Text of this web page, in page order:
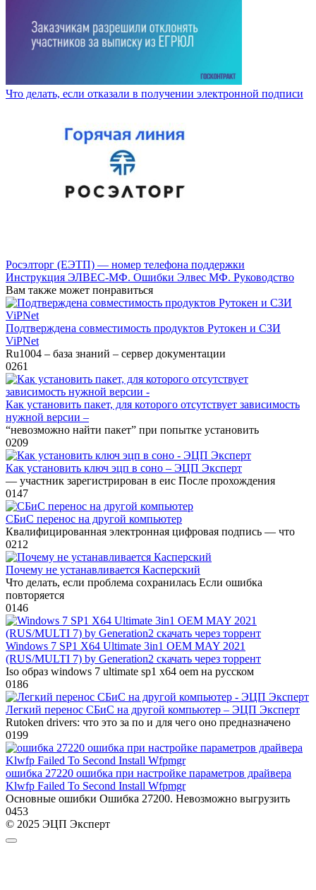
Что делать, если отказали в получении электронной подписи
Росэлторг (ЕЭТП) — номер телефона поддержки
Инструкция ЭЛВЕС-МФ. Ошибки Элвес МФ. Руководство
Вам также может понравиться
Подтверждена совместимость продуктов Рутокен и СЗИ
ViPNet
Ru1004 – база знаний – сервер документации
0261
Как установить пакет, для которого отсутствует зависимость
нужной версии –
“невозможно найти пакет” при попытке установить
0209
Как установить ключ эцп в соно – ЭЦП Эксперт
— участник зарегистрирован в еис После прохождения
0147
СБиС перенос на другой компьютер
Квалифицированная электронная цифровая подпись — что
0212
Почему не устанавливается Касперский
Что делать, если проблема сохранилась Если ошибка
повторяется
0146
Windows 7 SP1 X64 Ultimate 3in1 OEM MAY 2021
(RUS/MULTI 7) by Generation2 скачать через торрент
Iso образ windows 7 ultimate sp1 x64 oem на русском
0186
Легкий перенос СБиС на другой компьютер – ЭЦП Эксперт
Rutoken drivers: что это за по и для чего оно предназначено
0199
ошибка 27220 ошибка при настройке параметров драйвера
Klwfp Failed To Second Install Wfpmgr
Основные ошибки Ошибка 27200. Невозможно выгрузить
0453
© 2025 ЭЦП Эксперт